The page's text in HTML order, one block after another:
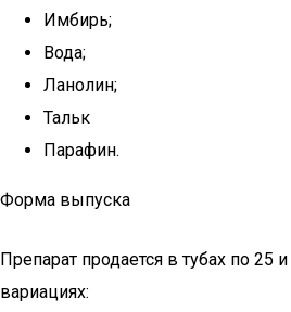
Имбирь;
Вода;
Ланолин;
Тальк
Парафин.
Форма выпуска
Препарат продается в тубах по 25
вариациях: